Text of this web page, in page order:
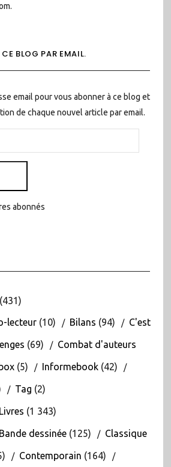
BLOG PAR EMAIL.
email pour vous abonner à ce blog et
de chaque nouvel article par email.
abonnés
(431)
lecteur(10) Bilans (94) C'est
(69) Combat d'auteurs
(5) Informebook(42)
Tag (2)
Livres (1 343)
Bande dessinée(125) Classique
Contemporain (164)